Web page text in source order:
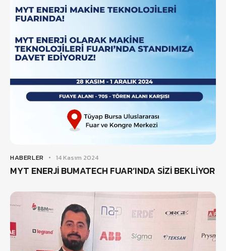
HABERLER 14 Kasım 2024
MYT ENERJİ BUMATECH FUAR’INDA SİZİ BEKLİYOR